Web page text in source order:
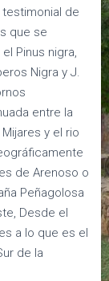
de
que se
Pinus nigra,
Nigra y J.
entre la
y el rio
de Arenoso o
Peñagolosa
Desde el
a lo que es el
de la